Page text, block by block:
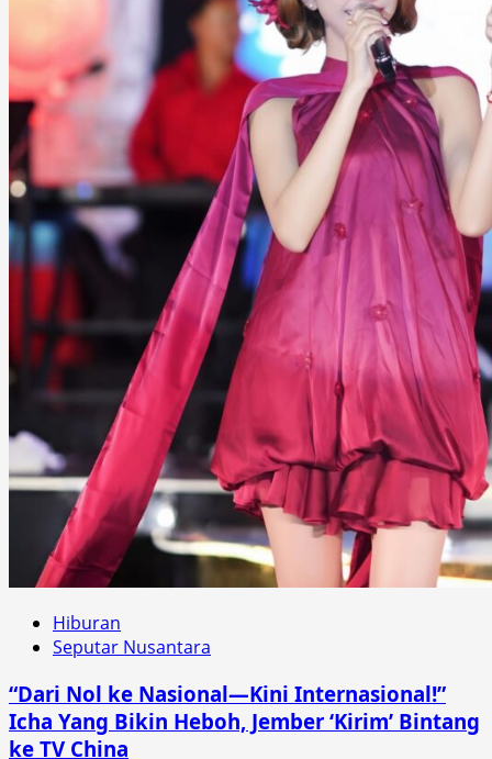
Hiburan
Seputar Nusantara
“Dari Nol ke Nasional—Kini Internasional!”
Icha Yang Bikin Heboh, Jember ‘Kirim’ Bintang
ke TV China